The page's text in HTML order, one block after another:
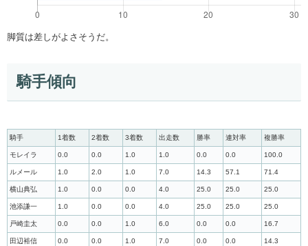
脚質は差しがよさそうだ。
騎手傾向
騎手 1着数 2着数 3着数 出走数 勝率 連対率 複勝率
モレイラ 0.0 0.0 1.0 1.0 0.0 0.0 100.0
ルメール 1.0 2.0 1.0 7.0 14.3 57.1 71.4
横山典弘 1.0 0.0 0.0 4.0 25.0 25.0 25.0
池添謙一 1.0 0.0 0.0 4.0 25.0 25.0 25.0
戸崎圭太 0.0 0.0 1.0 6.0 0.0 0.0 16.7
田辺裕信 0.0 0.0 1.0 7.0 0.0 0.0 14.3